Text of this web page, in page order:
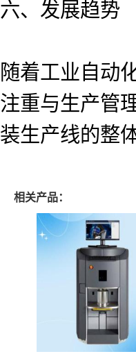
六、发展趋势
随着工业自动
注重与生产管
装生产线的整
相关产品：